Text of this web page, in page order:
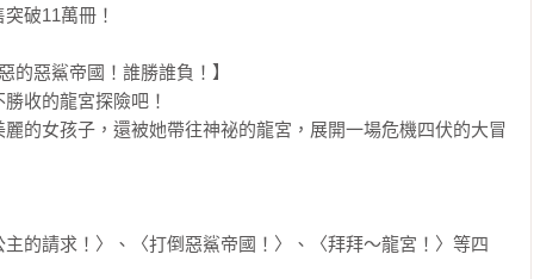
破11萬冊！
的惡鯊帝國！誰勝誰負！】
收的龍宮探險吧！
的女孩子，還被她帶往神祕的龍宮，展開一場危機四伏的大冒
的請求！〉、〈打倒惡鯊帝國！〉、〈拜拜～龍宮！〉等四